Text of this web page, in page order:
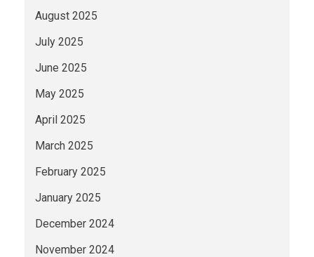
August 2025
July 2025
June 2025
May 2025
April 2025
March 2025
February 2025
January 2025
December 2024
November 2024